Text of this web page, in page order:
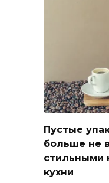
Пустые
больше не
стильными
кухни